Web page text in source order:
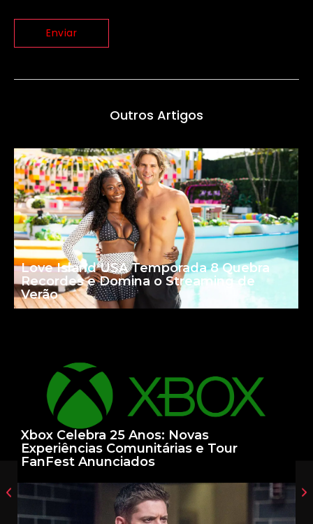
Outros Artigos
Love Island USA Temporada 8 Quebra
Recordes e Domina o Streaming de
Verão
Xbox Celebra 25 Anos: Novas
Experiências Comunitárias e Tour
FanFest Anunciados